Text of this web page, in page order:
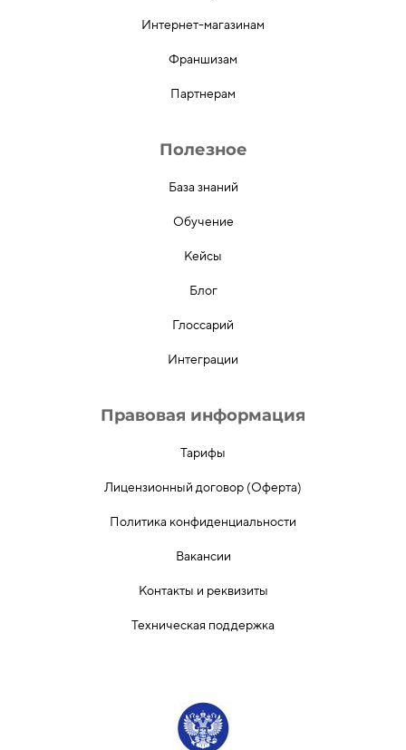
Интернет-магазинам
Франшизам
Партнерам
Полезное
База знаний
Обучение
Кейсы
Блог
Глоссарий
Интеграции
Правовая информация
Тарифы
Лицензионный договор (Оферта)
Политика конфиденциальности
Вакансии
Контакты и реквизиты
Техническая поддержка